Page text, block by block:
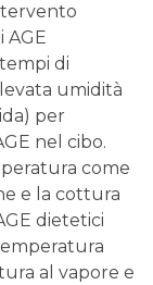
AGE
di
umidità
per
nel cibo.
come
e la cottura
dietetici
al vapore e